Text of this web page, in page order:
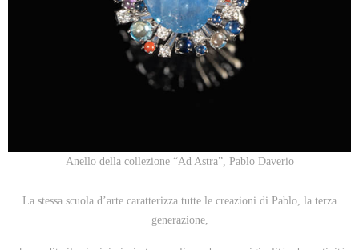
Anello della collezione “Ad Astra”, Pablo Daverio
La stessa scuola d’arte caratterizza tutte le creazioni di Pablo, la terza
generazione,